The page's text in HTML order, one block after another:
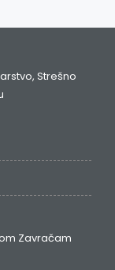
Strešno
Zavračam